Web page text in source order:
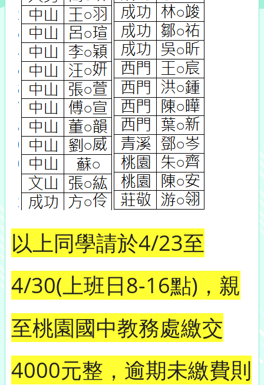
以上同學請於4/23至
4/30(上班日8-16點)，親
至桃園國中教務處繳交
4000元整，逾期未繳費則